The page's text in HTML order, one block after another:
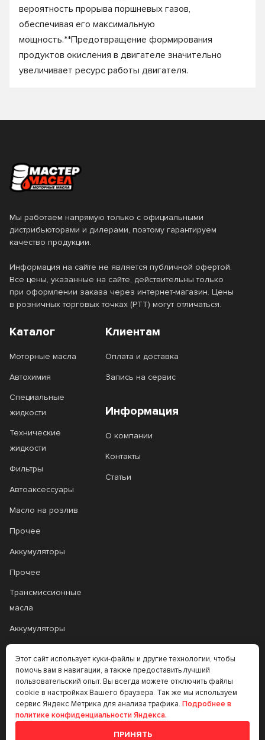
вероятность прорыва поршневых газов,
обеспечивая его максимальную
мощность.**Предотвращение формирования
продуктов окисления в двигателе значительно
увеличивает ресурс работы двигателя.
Мы работаем напрямую только с официальными
дистрибьюторами и дилерами, поэтому гарантируем
качество продукции.
Информация на сайте не является публичной офертой.
Все цены, указанные на сайте, действительны только
при оформлении заказа через интернет-магазин. Цены
в розничных торговых точках (РТТ) могут отличаться.
Каталог
Моторные масла
Автохимия
Специальные
жидкости
Технические
жидкости
Фильтры
Автоаксессуары
Масло на розлив
Прочее
Аккумуляторы
Прочее
Трансмиссионные
масла
Аккумуляторы
Клиентам
Оплата и доставка
Запись на сервис
Информация
О компании
Контакты
Статьи
+7 (383) 335-77-99
rtt@m-masel.ru
© 2020-2026
Этот сайт использует куки-файлы и другие технологии, чтобы
помочь вам в навигации, а также предоставить лучший
пользовательский опыт. Вы всегда можете отключить файлы
cookie в настройках Вашего браузера. Так же мы используем
сервис Яндекс.Метрика для анализа трафика. Подробнее в
политике конфиденциальности Яндекса.
ПРИНЯТЬ